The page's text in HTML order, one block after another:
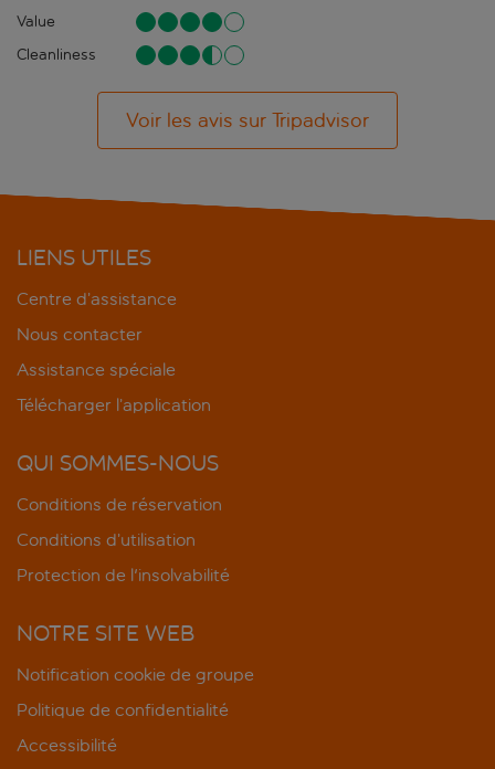
Value
Cleanliness
Voir les avis sur Tripadvisor
LIENS UTILES
Centre d’assistance
Nous contacter
Assistance spéciale
Télécharger l’application
QUI SOMMES-NOUS
Conditions de réservation
Conditions d’utilisation
Protection de l'insolvabilité
NOTRE SITE WEB
Notification cookie de groupe
Politique de confidentialité
Accessibilité